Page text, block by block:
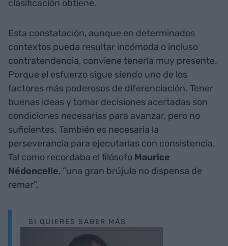
clasificación obtiene.
Esta constatación, aunque en determinados
contextos pueda resultar incómoda o incluso
contratendencia, conviene tenerla muy presente.
Porque el esfuerzo sigue siendo uno de los
factores más poderosos de diferenciación. Tener
buenas ideas y tomar decisiones acertadas son
condiciones necesarias para avanzar, pero no
suficientes. También es necesaria la
perseverancia para ejecutarlas con consistencia.
Tal como recordaba el filósofo Maurice
Nédoncelle, “una gran brújula no dispensa de
remar”.
SI QUIERES SABER MÁS